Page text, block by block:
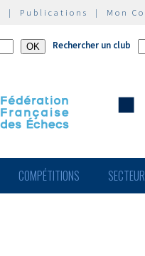
| Publications | Mon
Rechercher un club
COMPÉTITIONS